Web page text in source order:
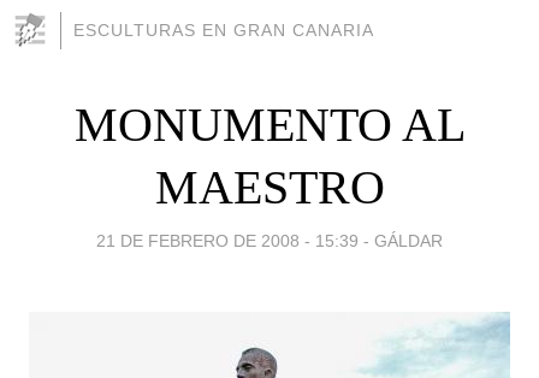
ESCULTURAS EN GRAN CANARIA
MONUMENTO AL
MAESTRO
21 DE FEBRERO DE 2008 - 15:39 - GÁLDAR